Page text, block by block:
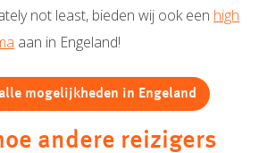
not least, bieden wij ook een high
aan in Engeland!
mogelijkheden in Engeland
andere reizigers